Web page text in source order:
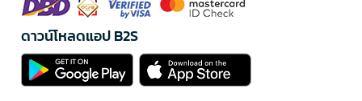
ดาวน์โหลดแอป B2S